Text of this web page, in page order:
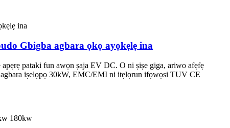
Gbigba agbara ọkọ ayọkẹlẹ ina
pataki fun awọn ṣaja EV DC. O ni ṣiṣe giga, ariwo afẹfẹ
iṣelọpọ 30kW, EMC/EMI ni itẹlọrun ifọwọsi TUV CE